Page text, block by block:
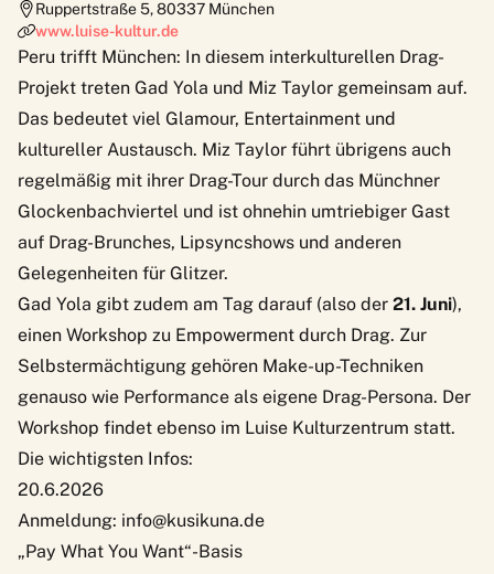
Ruppertstraße 5,80337 München
www.luise-kultur.de
Peru trifft München: In diesem interkulturellen Drag-
Projekt treten Gad Yola und Miz Taylor gemeinsam auf.
Das bedeutet viel Glamour, Entertainment und
kultureller Austausch. Miz Taylor führt übrigens auch
regelmäßig mit ihrer Drag-Tour durch das Münchner
Glockenbachviertel und ist ohnehin umtriebiger Gast
auf Drag-Brunches, Lipsyncshows und anderen
Gelegenheiten für Glitzer.
Gad Yola gibt zudem am Tag darauf (also der 21. Juni),
einen Workshop zu Empowerment durch Drag. Zur
Selbstermächtigung gehören Make-up-Techniken
genauso wie Performance als eigene Drag-Persona. Der
Workshop findet ebenso im Luise Kulturzentrum statt.
Die wichtigsten Infos:
20.6.2026
Anmeldung: info@kusikuna.de
„Pay What You Want“-Basis